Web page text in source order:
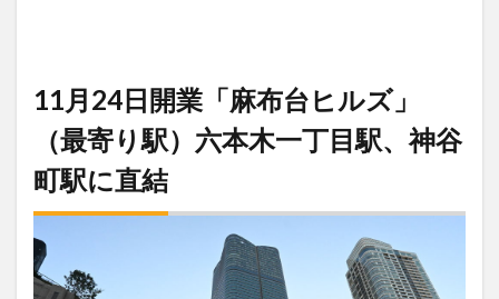
11月24日開業「麻布台ヒルズ」
（最寄り駅）六本木一丁目駅、神谷
町駅に直結